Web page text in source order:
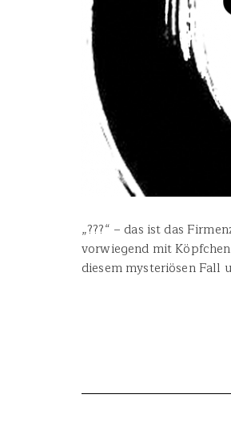
„???“ – das ist das
vorwiegend mit
diesem mysteriösen Fall